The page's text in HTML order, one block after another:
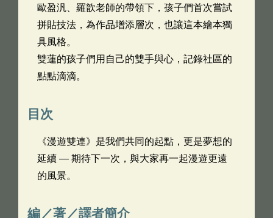
歐盈汎、羅歆老師的帶領下，孩子們首次嘗試
拼貼技法，為作品增添層次，也讓這本繪本獨
具風格。
雙蓮的孩子們用自己的雙手與心，記錄社區的
點點滴滴。
目次
《漫遊雙連》是我們共同的起點，更是夢想的
延續 — 期待下一次，與大家再一起漫遊更遠
的風景。
編／著／譯者簡介